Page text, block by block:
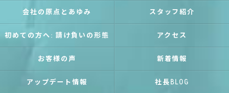
会社の原点とあゆみ スタッフ紹介
初めての方へ: 請け負いの形態 アクセス
お客様の声 新着情報
アップデート情報 社長BLOG